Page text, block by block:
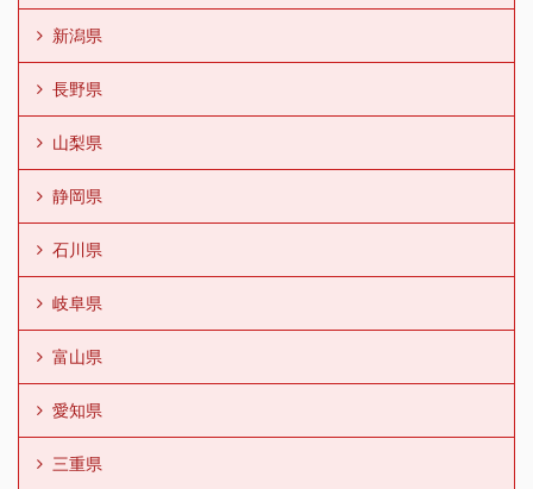
新潟県
長野県
山梨県
静岡県
石川県
岐阜県
富山県
愛知県
三重県